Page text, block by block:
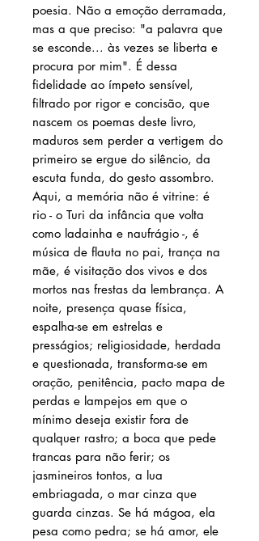
poesia. Não a emoção derramada,
mas a que preciso: "a palavra que
se esconde... às vezes se liberta e
procura por mim". É dessa
fidelidade ao ímpeto sensível,
filtrado por rigor e concisão, que
nascem os poemas deste livro,
maduros sem perder a vertigem do
primeiro se ergue do silêncio, da
escuta funda, do gesto assombro.
Aqui, a memória não é vitrine: é
rio - o Turi da infância que volta
como ladainha e naufrágio -, é
música de flauta no pai, trança na
mãe, é visitação dos vivos e dos
mortos nas frestas da lembrança. A
noite, presença quase física,
espalha-se em estrelas e
presságios; religiosidade, herdada
e questionada, transforma-se em
oração, penitência, pacto mapa de
perdas e lampejos em que o
mínimo deseja existir fora de
qualquer rastro; a boca que pede
trancas para não ferir; os
jasmineiros tontos, a lua
embriagada, o mar cinza que
guarda cinzas. Se há mágoa, ela
pesa como pedra; se há amor, ele